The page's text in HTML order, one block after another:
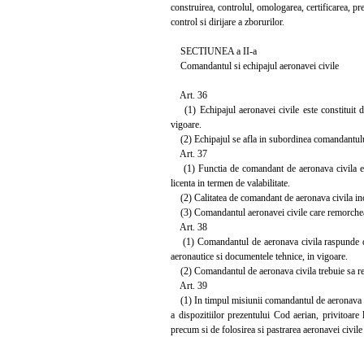
construirea, controlul, omologarea, certificarea,
control si dirijare a zborurilor.
SECTIUNEA a II-a
Comandantul si echipajul aeronavei civile
Art. 36
(1) Echipajul aeronavei civile este constituit
vigoare.
(2) Echipajul se afla in subordinea
Art. 37
(1) Functia de comandant de aeronava civila
licenta in termen de valabilitate.
(2) Calitatea de comandant de aeronava civila
(3) Comandantul aeronavei civile care
Art. 38
(1) Comandantul de aeronava civila raspunde
aeronautice si documentele tehnice, in vigoare.
(2) Comandantul de aeronava civila trebuie sa
Art. 39
(1) In timpul misiunii comandantul de aeronava
a dispozitiilor prezentului Cod aerian,
precum si de folosirea si pastrarea aeronavei